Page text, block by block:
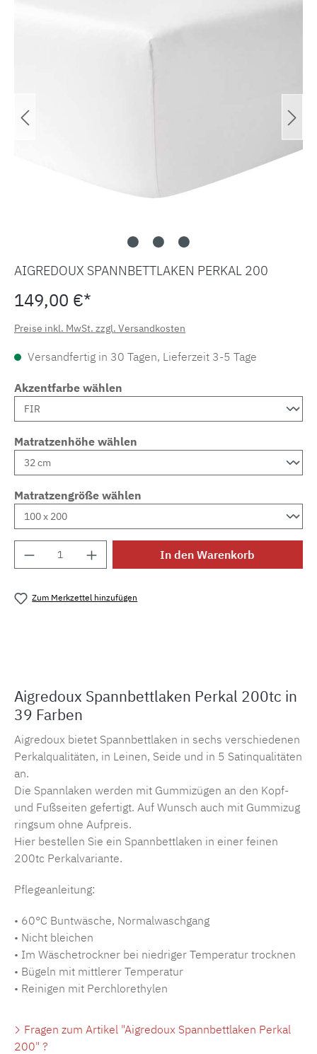
AIGREDOUX SPANNBETTLAKEN PERKAL 200
149,00 €*
Preise inkl. MwSt. zzgl. Versandkosten
Versandfertig in 30 Tagen, Lieferzeit 3-5 Tage
Akzentfarbe wählen
Matratzenhöhe wählen
Matratzengröße wählen
Produkt Anzahl: Gib den gewünschten
In den Warenkorb
Zum Merkzettel hinzufügen
Aigredoux Spannbettlaken Perkal 200tc in
39 Farben
Aigredoux bietet Spannbettlaken in sechs verschiedenen
Perkalqualitäten, in Leinen, Seide und in 5 Satinqualitäten
an.
Die Spannlaken werden mit Gummizügen an den Kopf-
und Fußseiten gefertigt. Auf Wunsch auch mit Gummizug
ringsum ohne Aufpreis.
Hier bestellen Sie ein Spannbettlaken in einer feinen
200tc Perkalvariante.
Pflegeanleitung:
• 60°C Buntwäsche, Normalwaschgang
• Nicht bleichen
• Im Wäschetrockner bei niedriger Temperatur trocknen
• Bügeln mit mittlerer Temperatur
• Reinigen mit Perchlorethylen
Fragen zum Artikel "Aigredoux Spannbettlaken Perkal
200" ?